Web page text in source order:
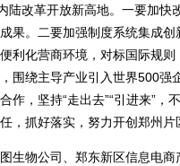
陆改革开放新高地。一要加
果。二要加强制度系统集成
利化营商环境，对标国际规
围绕主导产业引入世界500强
作，坚持“走出去”“引进来”
，抓好落实，努力开创郑州片
物公司、郑东新区信息电商